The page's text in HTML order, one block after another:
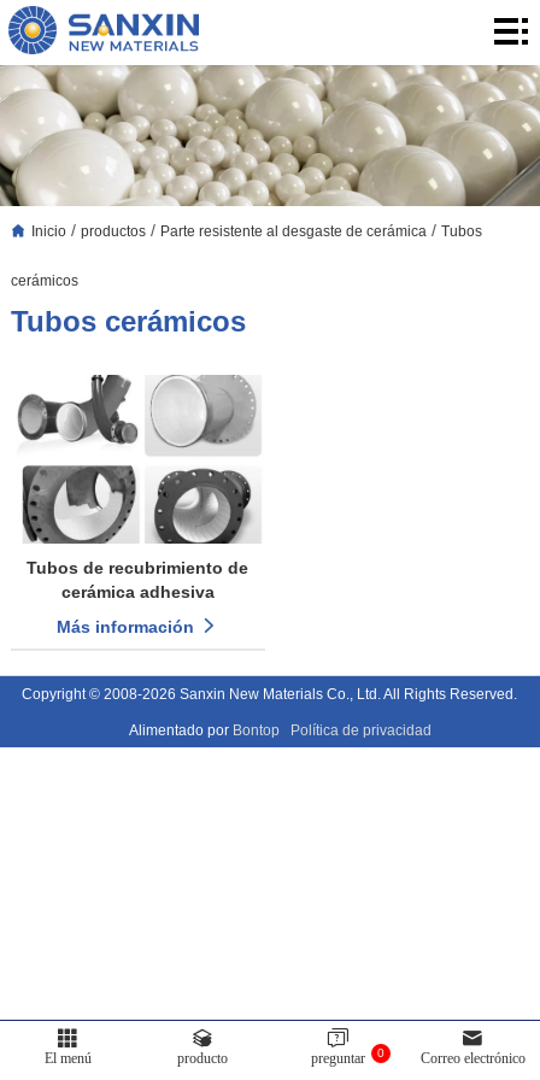
Inicio
productos
aplicación
Blog
Inicio/ productos/ Parte resistente al desgaste de cerámica / Tubos
cerámicos
Tubos cerámicos
Tubos de recubrimiento de
cerámica adhesiva
Más información
Copyright © 2008-2026 Sanxin New Materials Co., Ltd. All Rights Reserved.
Alimentado por Bontop Política de privacidad
El menú producto 0
preguntar Correo electrónico